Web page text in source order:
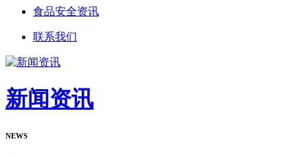
食品安全资讯
联系我们
新闻资讯
NEWS